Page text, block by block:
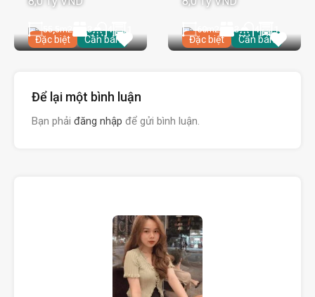
Đặc biệt Cần bán
55,5m2 3 4
Đặc biệt Cần bán
60m2 3 4 1
Để lại một bình luận
Bạn phải đăng nhập để gửi bình luận.